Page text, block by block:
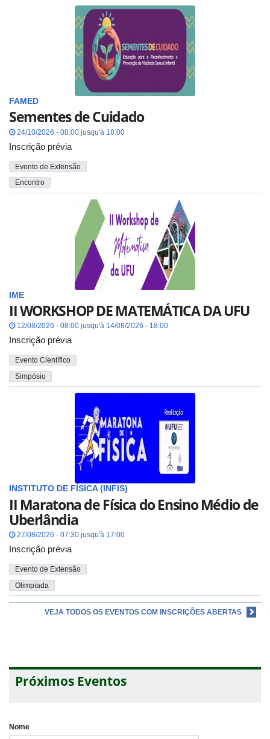
FAMED
Sementes de Cuidado
24/10/2026 - 08:00 jusqu'à 18:00
Inscrição prévia
Evento de Extensão
Encontro
IME
II WORKSHOP DE MATEMÁTICA DA UFU
12/08/2026 - 08:00 jusqu'à 14/08/2026 - 18:00
Inscrição prévia
Evento Científico
Simpósio
INSTITUTO DE FÍSICA (INFIS)
II Maratona de Física do Ensino Médio de
Uberlândia
27/08/2026 - 07:30 jusqu'à 17:00
Inscrição prévia
Evento de Extensão
Olimpíada
VEJA TODOS OS EVENTOS COM INSCRIÇÕES ABERTAS
Próximos Eventos
Nome